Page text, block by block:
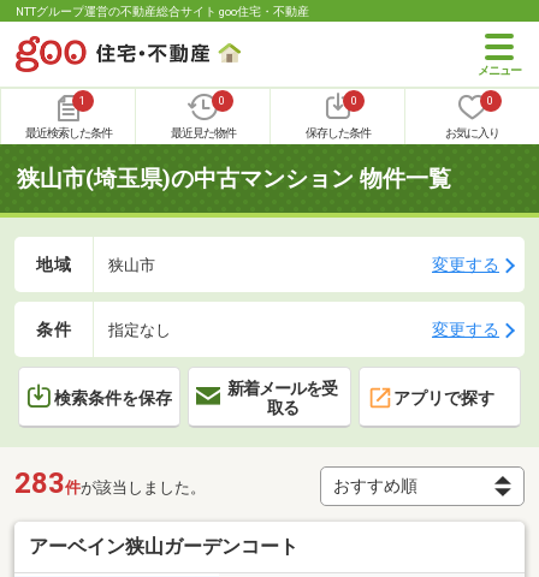
NTTグループ運営の不動産総合サイト goo住宅・不動産
1
最近検索した条件
0
最近見た物件
0
保存した条件
0
お気に入り
狭山市(埼玉県)の中古マンション 物件一覧
地域 狭山市 変更する
条件 指定なし 変更する
検索条件を保存
新着メールを受
取る
アプリで探す
283件が該当しました。
アーベイン狭山ガーデンコート